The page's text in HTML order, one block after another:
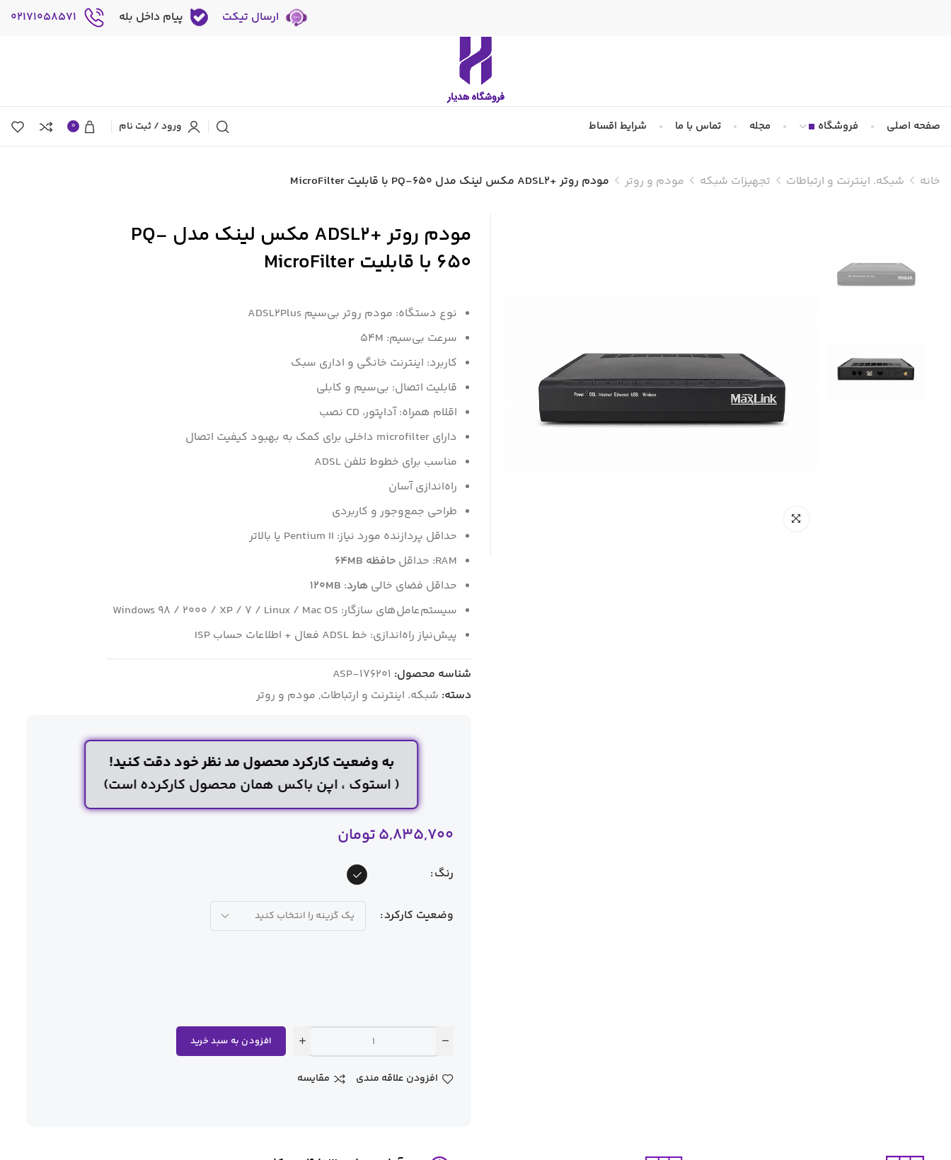
ارسال تیکت پیام داخل بله 02171058571
صفحه اصلی فروشگاه مجله تماس با ما شرایط اقساط ورود / ثبت نام 0
خانه شبکه. اینترنت و ارتباطات تجهیزات شبکه مودم و روتر مودم روتر +ADSL2 مکس لینک مدل PQ-650 با قابلیت MicroFilter
مودم روتر +ADSL2 مکس لینک مدل PQ-
650 با قابلیت MicroFilter
نوع دستگاه: مودم روتر بی‌سیم ADSL2Plus
سرعت بی‌سیم: 54M
کاربرد: اینترنت خانگی و اداری سبک
قابلیت اتصال: بی‌سیم و کابلی
اقلام همراه: آداپتور، CD نصب
دارای microfilter داخلی برای کمک به بهبود کیفیت اتصال
مناسب برای خطوط تلفن ADSL
راه‌اندازی آسان
طراحی جمع‌وجور و کاربردی
حداقل پردازنده مورد نیاز: Pentium II یا بالاتر
RAM: حداقل
حافظه 64MB
حداقل فضای خالی هارد:
سیستم‌عامل‌های سازگار: Windows 98 / 2000 / XP / 7 / Linux / Mac OS
پیش‌نیاز راه‌اندازی: خط ADSL فعال + اطلاعات حساب ISP
شناسه محصول: ASP-176201
دسته: شبکه. اینترنت و ارتباطات, مودم و روتر
به وضعیت کارکرد محصول مد نظر خود دقت کنید!
( استوک ، اپن باکس همان محصول کارکرده است)
5,835,700تومان
رنگ
وضعیت کارکرد
افزودن به سبد خرید
افزودن علاقه مندی مقایسه